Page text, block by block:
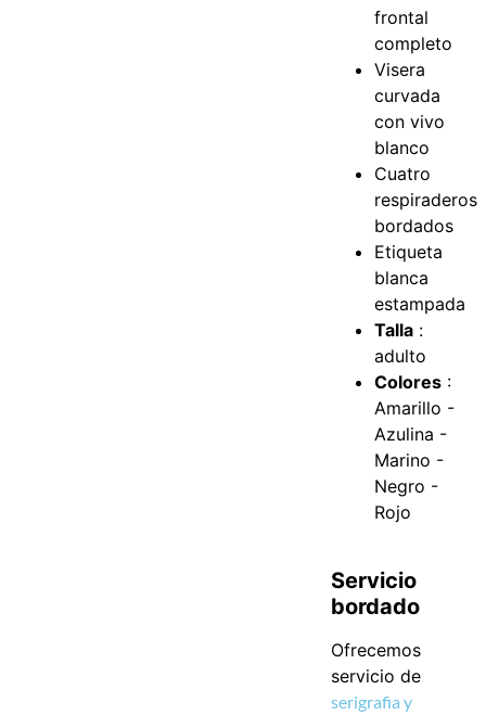
frontal
completo
Visera
curvada
con vivo
blanco
Cuatro
respiraderos
bordados
Etiqueta
blanca
estampada
Talla :
adulto
Colores :
Amarillo -
Azulina -
Marino -
Negro -
Rojo
Servicio
bordado
Ofrecemos
servicio de
serigrafia y